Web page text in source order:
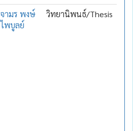
จามร พงษ์
ไพบูลย์
วิทยานิพนธ์/Thesis